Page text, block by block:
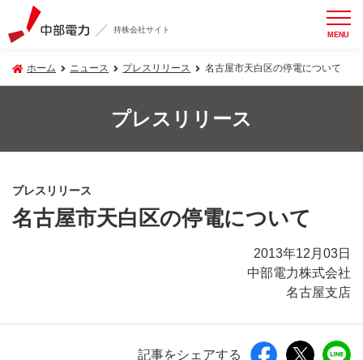
持株会社サイト MENU
ホーム ニュース プレスリリース 名古屋市天白区の停電について
プレスリリース
プレスリリース
名古屋市天白区の停電について
2013年12月03日
中部電力株式会社
名古屋支店
記事をシェアする